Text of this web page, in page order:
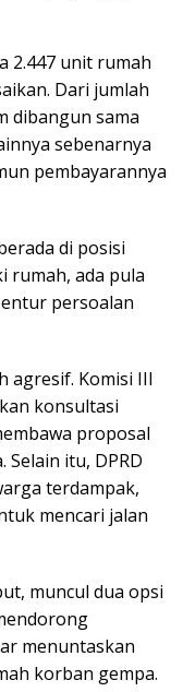
2.447 unit rumah
Dari jumlah
dibangun sama
sebenarnya
pembayarannya
di posisi
rumah, ada pula
persoalan
agresif. Komisi III
konsultasi
proposal
itu, DPRD
terdampak,
mencari jalan
muncul dua opsi
menuntaskan
korban gempa.